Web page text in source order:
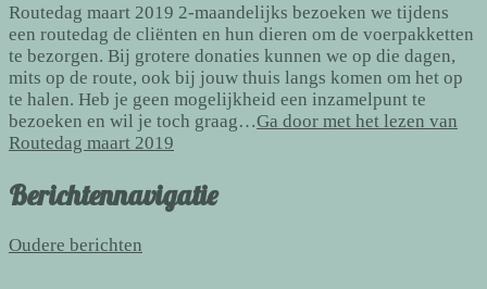
Routedag maart 2019 2-maandelijks bezoeken we tijdens
een routedag de cliënten en hun dieren om de voerpakketten
te bezorgen. Bij grotere donaties kunnen we op die dagen,
mits op de route, ook bij jouw thuis langs komen om het op
te halen. Heb je geen mogelijkheid een inzamelpunt te
bezoeken en wil je toch graag…Ga door met het lezen van
Routedag maart 2019
Berichtennavigatie
Oudere berichten